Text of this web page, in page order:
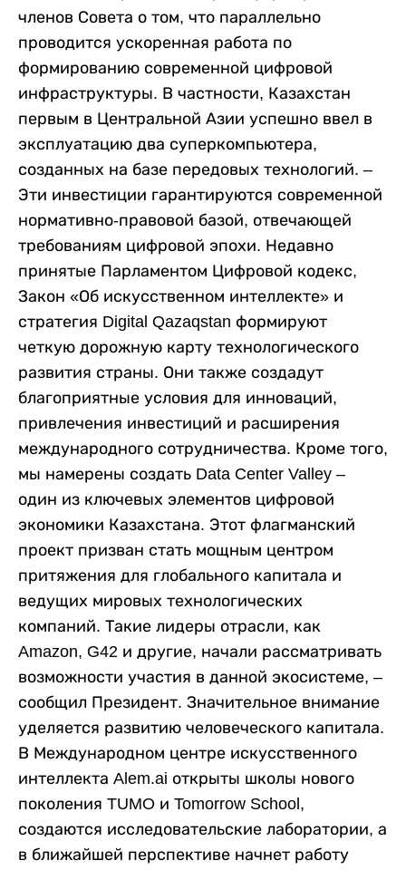
членов Совета о том, что параллельно
проводится ускоренная работа по
формированию современной цифровой
инфраструктуры. В частности, Казахстан
первым в Центральной Азии успешно ввел в
эксплуатацию два суперкомпьютера,
созданных на базе передовых технологий. –
Эти инвестиции гарантируются современной
нормативно-правовой базой, отвечающей
требованиям цифровой эпохи. Недавно
принятые Парламентом Цифровой кодекс,
Закон «Об искусственном интеллекте» и
стратегия Digital Qazaqstan формируют
четкую дорожную карту технологического
развития страны. Они также создадут
благоприятные условия для инноваций,
привлечения инвестиций и расширения
международного сотрудничества. Кроме того,
мы намерены создать Data Center Valley –
один из ключевых элементов цифровой
экономики Казахстана. Этот флагманский
проект призван стать мощным центром
притяжения для глобального капитала и
ведущих мировых технологических
компаний. Такие лидеры отрасли, как
Amazon, G42 и другие, начали рассматривать
возможности участия в данной экосистеме, –
сообщил Президент. Значительное внимание
уделяется развитию человеческого капитала.
В Международном центре искусственного
интеллекта Alem.ai открыты школы нового
поколения TUMO и Tomorrow School,
создаются исследовательские лаборатории, а
в ближайшей перспективе начнет работу